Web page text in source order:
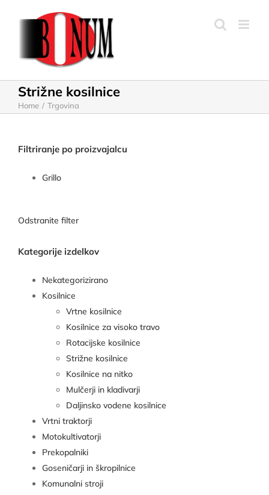
Strižne kosilnice
Home Trgovina
Filtriranje po proizvajalcu
Grillo
Odstranite filter
Kategorije izdelkov
Nekategorizirano
Kosilnice
Vrtne kosilnice
Kosilnice za visoko travo
Rotacijske kosilnice
Strižne kosilnice
Kosilnice na nitko
Mulčerji in kladivarji
Daljinsko vodene kosilnice
Vrtni traktorji
Motokultivatorji
Prekopalniki
Goseničarji in škropilnice
Komunalni stroji